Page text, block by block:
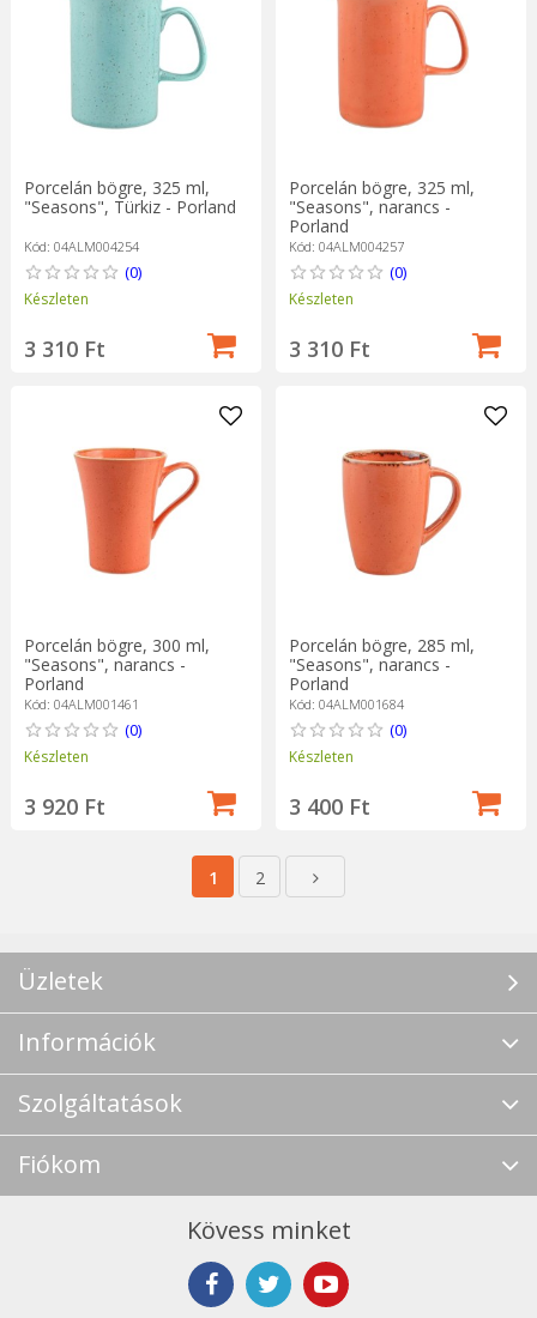
Porcelán bögre, 325 ml,
"Seasons", Türkiz - Porland
Kód: 04ALM004254
(0)
Készleten
3 310 Ft
Porcelán bögre, 325 ml,
"Seasons", narancs -
Porland
Kód: 04ALM004257
(0)
Készleten
3 310 Ft
Porcelán bögre, 300 ml,
"Seasons", narancs -
Porland
Kód: 04ALM001461
(0)
Készleten
3 920 Ft
Porcelán bögre, 285 ml,
"Seasons", narancs -
Porland
Kód: 04ALM001684
(0)
Készleten
3 400 Ft
1 2
Üzletek
Információk
Szolgáltatások
Fiókom
Kövess minket